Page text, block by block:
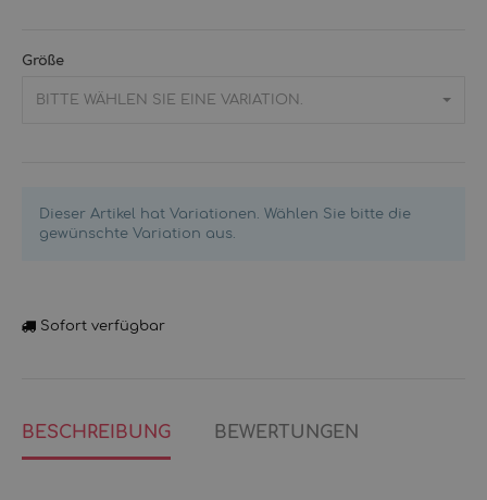
Größe
BITTE WÄHLEN SIE EINE VARIATION.
Dieser Artikel hat Variationen. Wählen Sie bitte die
gewünschte Variation aus.
Sofort verfügbar
BESCHREIBUNG BEWERTUNGEN